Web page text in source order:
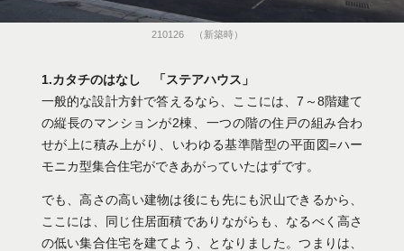
210126 （新築時）
1.カタチのはなし 「ステアハウス」
一般的な設計方針で答えるなら、ここには、7～8階建て
の縦長のマンションが2棟、一つの階の住戸の組み合わ
せが上に積み上がり、いわゆる基準階型の平面図=ハー
モニカ型集合住宅ができあがっていたはずです。
でも、高さの高い建物は後にも先にも沢山できるから、
ここには、同じ住居面積でありながらも、なるべく高さ
の低い集合住宅を建てよう、となりました。つまりは、